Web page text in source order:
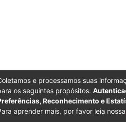
e processamos suas
os seguintes propósitos:
Reconhecimento e
aprender mais, por favor leia nossa